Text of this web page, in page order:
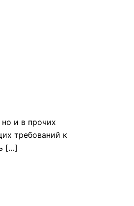
и в прочих
требований к
[…]